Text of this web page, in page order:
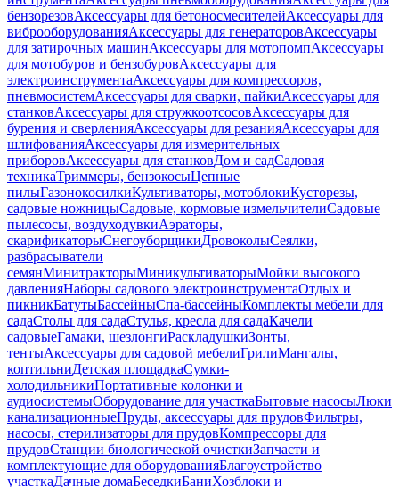
бензорезовАксессуары для бетоносмесителейАксессуары для
виброоборудованияАксессуары для генераторовАксессуары
для затирочных машинАксессуары для мотопомпАксессуары
для мотобуров и бензобуровАксессуары для
электроинструментаАксессуары для компрессоров,
пневмосистемАксессуары для сварки, пайкиАксессуары для
станковАксессуары для стружкоотсосовАксессуары для
бурения и сверленияАксессуары для резанияАксессуары для
шлифованияАксессуары для измерительных
приборовАксессуары для станковДом и садСадовая
техникаТриммеры, бензокосыЦепные
пилыГазонокосилкиКультиваторы, мотоблокиКусторезы,
садовые ножницыСадовые, кормовые измельчителиСадовые
пылесосы, воздуходувкиАэраторы,
скарификаторыСнегоуборщикиДровоколыСеялки,
разбрасыватели
семянМинитракторыМиникультиваторыМойки высокого
давленияНаборы садового электроинструментаОтдых и
пикникБатутыБассейныСпа-бассейныКомплекты мебели для
садаСтолы для садаСтулья, кресла для садаКачели
садовыеГамаки, шезлонгиРаскладушкиЗонты,
тентыАксессуары для садовой мебелиГрилиМангалы,
коптильниДетская площадкаСумки-
холодильникиПортативные колонки и
аудиосистемыОборудование для участкаБытовые насосыЛюки
канализационныеПруды, аксессуары для прудовФильтры,
насосы, стерилизаторы для прудовКомпрессоры для
прудовСтанции биологической очисткиЗапчасти и
комплектующие для оборудованияБлагоустройство
участкаДачные домаБеседкиБаниХозблоки и